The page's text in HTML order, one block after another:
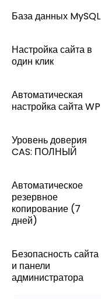
База данных MySQL
Настройка сайта в
один клик
Автоматическая
настройка сайта WP
Уровень доверия
CAS: ПОЛНЫЙ
Автоматическое
резервное
копирование (7
дней)
Безопасность сайта
и панели
администратора